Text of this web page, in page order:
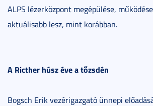
ALPS lézerközpont megépülése,
aktuálisabb lesz, mint korábban.
A Ricther húsz éve a tőzsdén
Bogsch Erik vezérigazgató ünnepi